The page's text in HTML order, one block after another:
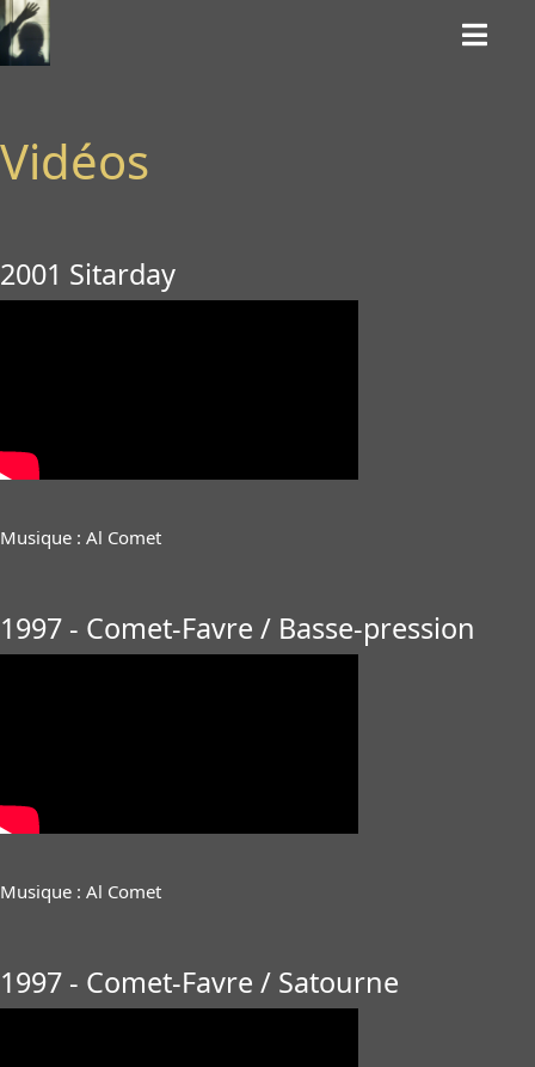
Vidéos
2001 Sitarday
Musique : Al Comet
1997 - Comet-Favre / Basse-pression
Musique : Al Comet
1997 - Comet-Favre / Satourne